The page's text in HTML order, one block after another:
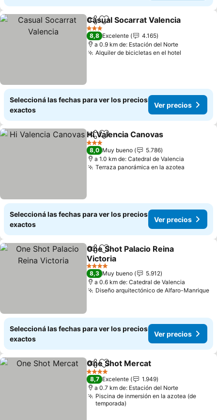
CompartirAñadir a favoritos
Casual Socarrat Valencia
3 Estrellas
8,8 Excelente
4.165
a 0.9 km de: Estación del Norte
Alquiler de bicicletas en el hotel
Seleccioná las fechas para ver los precios
exactos
Ver precios
CompartirAñadir a favoritos
Hi Valencia Canovas
3 Estrellas
8,0 Muy bueno
5.786
a 1.0 km de: Catedral de Valencia
Terraza panorámica en la azotea
Seleccioná las fechas para ver los precios
exactos
Ver precios
CompartirAñadir a favoritos
One Shot Palacio Reina
Victoria
4 Estrellas
8,3 Muy bueno
5.912
a 0.6 km de: Catedral de Valencia
Diseño arquitectónico de Alfaro-Manrique
Seleccioná las fechas para ver los precios
exactos
Ver precios
CompartirAñadir a favoritos
One Shot Mercat
4 Estrellas
8,7 Excelente
1.949
a 0.7 km de: Estación del Norte
Piscina de inmersión en la azotea (de
temporada)